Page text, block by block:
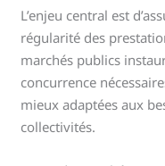
L’enjeu central est
régularité des
marchés publics
concurrence
mieux adaptées aux
collectivités.